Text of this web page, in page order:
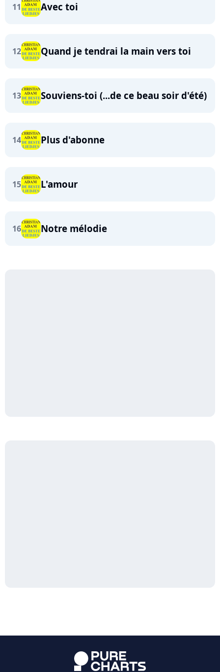
11 Avec toi
12 Quand je tendrai la main vers toi
13 Souviens-toi (...de ce beau soir d'été)
14 Plus d'abonne
15 L'amour
16 Notre mélodie